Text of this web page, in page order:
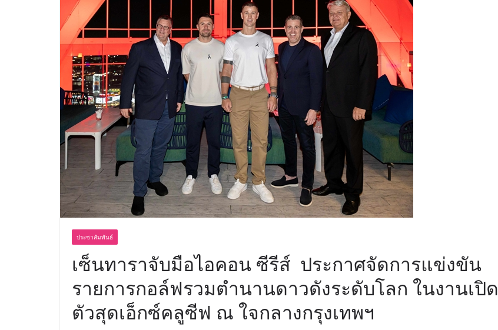
ประชาสัมพันธ์
เซ็นทาราจับมือไอคอน ซีรีส์ ประกาศจัดการแข่งขัน
รายการกอล์ฟรวมตำนานดาวดังระดับโลก ในงานเปิด
ตัวสุดเอ็กซ์คลูซีฟ ณ ใจกลางกรุงเทพฯ